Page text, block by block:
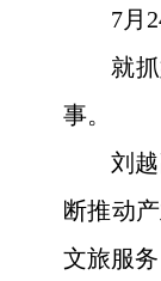
7月
就
事。
刘
断推动
文旅服